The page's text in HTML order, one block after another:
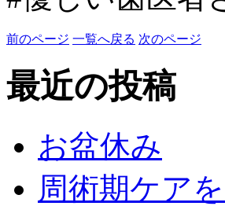
前のページ 一覧へ戻る 次のページ
最近の投稿
お盆休み
周術期ケア